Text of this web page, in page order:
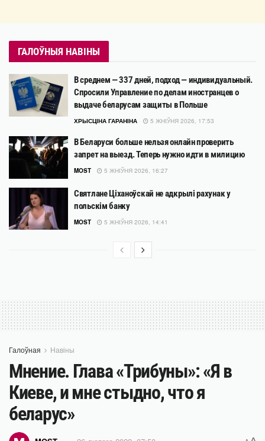
ГАЛОЎНЫЯ НАВІНЫ
В среднем — 337 дней, подход — индивидуальный.
Спросили Управление по делам иностранцев о
выдаче беларусам защиты в Польше
ХРЫСЦІНА ГАРАНІНА 5 ЖНІЎНЯ 2026, 17:53
В Беларуси больше нельзя онлайн проверить
запрет на выезд. Теперь нужно идти в милицию
MOST 5 ЖНІЎНЯ 2026, 16:27
Святлане Ціханоўскай не адкрылі рахунак у
польскім банку
MOST 5 ЖНІЎНЯ 2026, 14:41
Галоўная Навіны
Мнение. Глава «Трибуны»: «Я в
Киеве, и мне стыдно, что я
беларус»